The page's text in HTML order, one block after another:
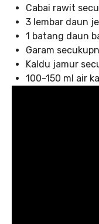
Cabai rawit
3 lembar daun
1 batang daun
Garam
Kaldu jamur
100-150 ml air